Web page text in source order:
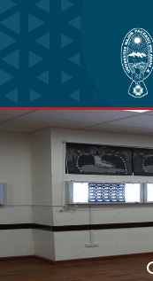
Bioimagenología
Fisioterapia y Kinesiología
Laboratorio Clínico